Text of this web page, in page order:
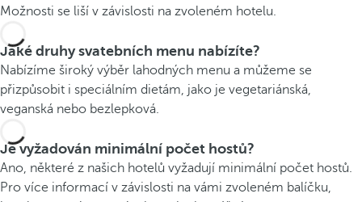
Možnosti se liší v závislosti na zvoleném hotelu.
Jaké druhy svatebních menu nabízíte?
Nabízíme široký výběr lahodných menu a můžeme se
přizpůsobit i speciálním dietám, jako je vegetariánská,
veganská nebo bezlepková.
Je vyžadován minimální počet hostů?
Ano, některé z našich hotelů vyžadují minimální počet hostů.
Pro více informací v závislosti na vámi zvoleném balíčku,